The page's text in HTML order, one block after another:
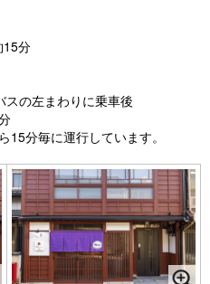
15分
の左まわりに乗車後
分毎に運行しています。